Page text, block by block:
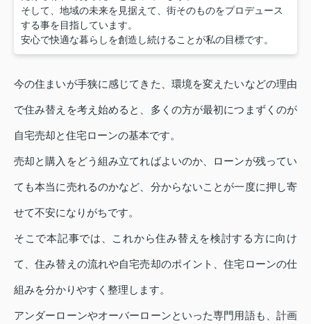
そして、地域の未来を見据えて、街そのものをプロデュース
する事を目指しています。
安心で快適な暮らしを創造し続けることが私の目標です。
今の住まいが手狭に感じてきた、環境を変えたいなどの理由
で住み替えを考え始めると、多くの方が最初につまずくのが
自宅売却と住宅ローンの基本です。
売却と購入をどう組み立てればよいのか、ローンが残ってい
ても本当に売れるのかなど、分からないことが一度に押し寄
せて不安になりがちです。
そこで本記事では、これから住み替えを検討する方に向け
て、住み替えの流れや自宅売却のポイント、住宅ローンの仕
組みを分かりやすく整理します。
アンダーローンやオーバーローンといった専門用語も、計画